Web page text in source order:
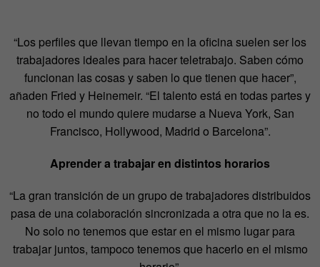
“Los perfiles que llevan tiempo en la oficina suelen ser los
trabajadores ideales para hacer teletrabajo. Saben cómo
funcionan las cosas y saben lo que tienen que hacer”,
añaden Fried y Heinemeir. “El talento está en todas partes y
no todo el mundo quiere mudarse a Nueva York, San
Francisco, Hollywood, Madrid o Barcelona”.
Aprender a trabajar en distintos horarios
“La gran transición de un grupo de trabajadores distribuidos
pasa de una colaboración sincronizada a otra que no la es.
No solo no tenemos que estar en el mismo lugar para
trabajar juntos, tampoco tenemos que hacerlo en el mismo